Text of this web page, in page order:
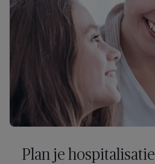
Plan je hospitalisatie